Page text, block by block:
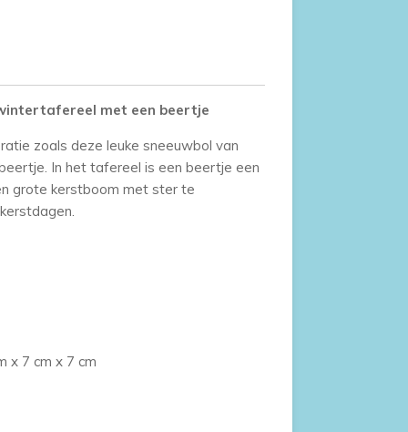
met een beertje
zoals deze leuke sneeuwbol van
In het tafereel is een beertje een
grote kerstboom met ster te
x 7 cm x 7 cm